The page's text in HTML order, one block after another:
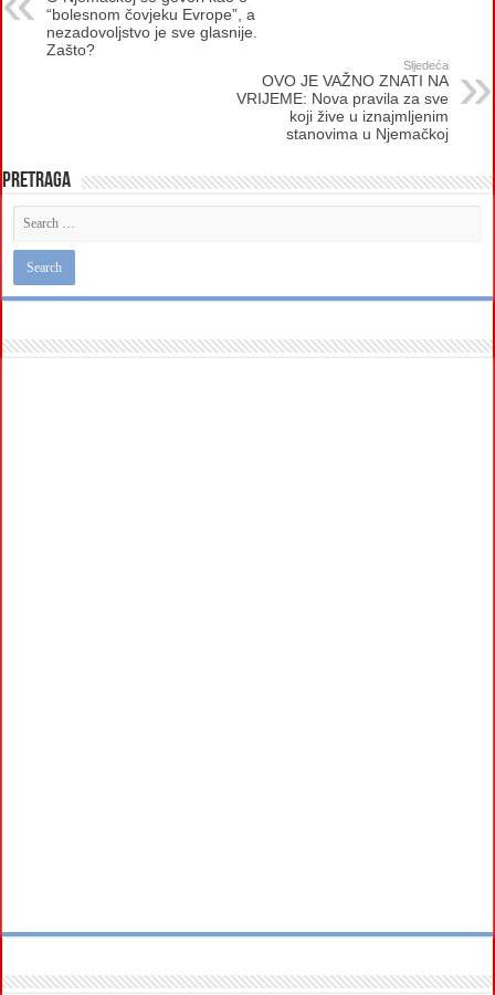
“bolesnom čovjeku Evrope”, a
nezadovoljstvo je sve glasnije.
Zašto?
Sljedeća
OVO JE VAŽNO ZNATI NA
VRIJEME: Nova pravila za sve
koji žive u iznajmljenim
stanovima u Njemačkoj
Pretraga